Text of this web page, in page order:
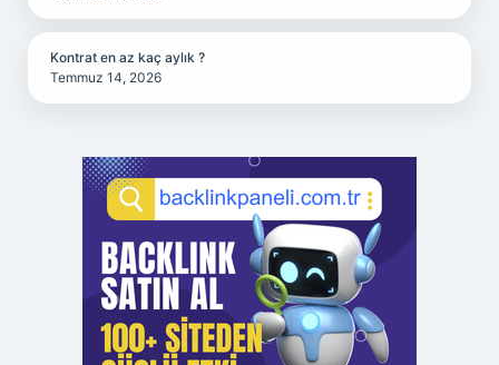
Kontrat en az kaç aylık ?
Temmuz 14, 2026